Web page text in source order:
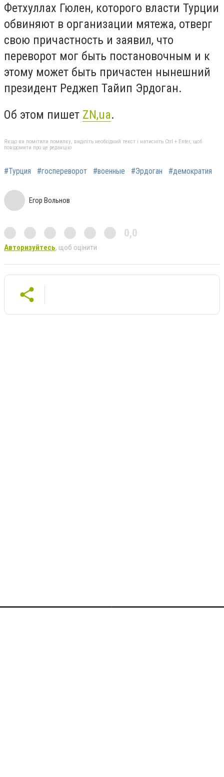
Фетхуллах Гюлен, которого власти Турции
обвиняют в организации мятежа, отверг
свою причастность и заявил, что
переворот мог быть постановочным и к
этому может быть причастен нынешний
президент Реджеп Тайип Эрдоган.
Об этом пишет ZN,ua.
Якщо ви помітили помилку, виділіть необхідний текст і натисніть Ctrl + Enter, щоб
повідомити про це редакцію
#Турция #госпереворот #военные #Эрдоган #демократия
Егор Вольнов
0,0
Авторизуйтесь, щоб оцінити